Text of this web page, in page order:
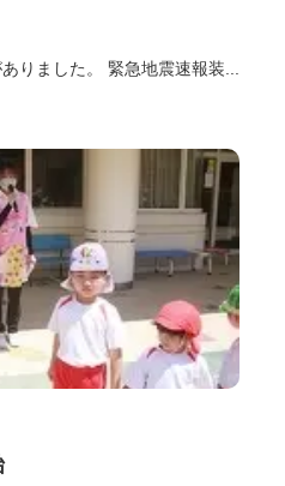
りました。 緊急地震速報装...